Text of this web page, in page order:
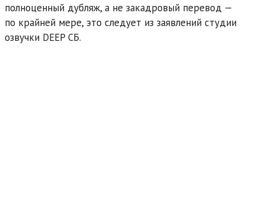
полноценный дубляж, а не закадровый перевод —
по крайней мере, это следует из заявлений студии
озвучки DEEP СБ.